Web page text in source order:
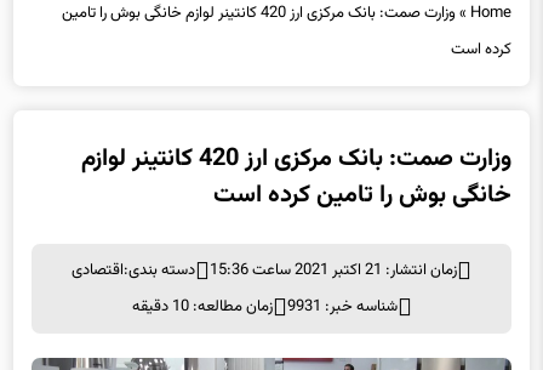
Home
»
وزارت صمت: بانک مرکزی ارز 420 کانتینر لوازم خانگی بوش را تامین
کرده است
وزارت صمت: بانک مرکزی ارز 420 کانتینر لوازم
خانگی بوش را تامین کرده است
زمان انتشار: 21 اکتبر 2021 ساعت 15:36 دسته بندی:اقتصادی
شناسه خبر: 9931
زمان مطالعه: 10 دقیقه